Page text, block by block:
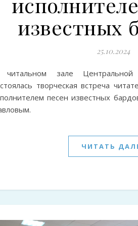
известных
25.10.2024
зале Центральной
творческая встреча
песен известных
ЧИТАТЬ